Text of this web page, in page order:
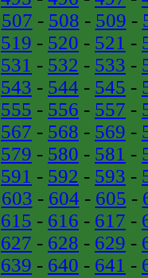
507 - 508 - 509 -
519 - 520 - 521 -
531 - 532 - 533 -
543 - 544 - 545 -
555 - 556 - 557 -
567 - 568 - 569 -
579 - 580 - 581 -
591 - 592 - 593 -
603 - 604 - 605 -
615 - 616 - 617 -
627 - 628 - 629 -
639 - 640 - 641 -